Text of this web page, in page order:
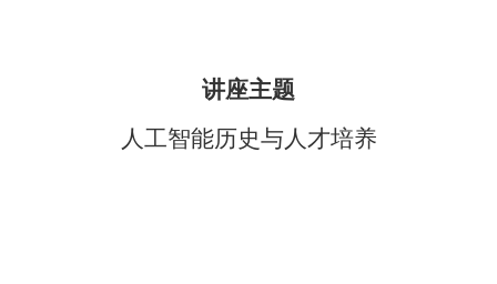
讲座主题
人工智能历史与人才培养